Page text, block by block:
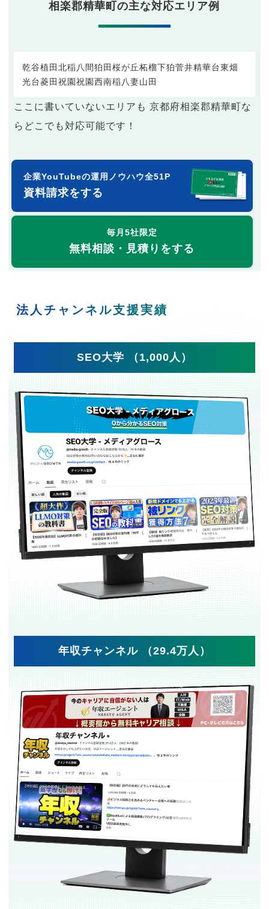
相楽郡精華町の主な対応エリア例
乾谷植田北稲八間狛田桜が丘柘榴下狛菅井精華台東畑
光台菱田祝園祝園西南稲八妻山田
ここに書いていないエリアも 京都府相楽郡精華町な
らどこでも対応可能です！
企業YouTubeの運用ノウハウ全51P
資料請求をする
毎月5社限定
無料相談・見積りをする
法人チャンネル支援実績
SEO大学 （1,000人）
年収チャンネル （29.4万人）